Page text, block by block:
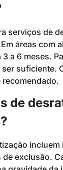
serviços de
áreas com
a 6 meses.
suficiente.
recomendado.
de
incluem
exclusão.